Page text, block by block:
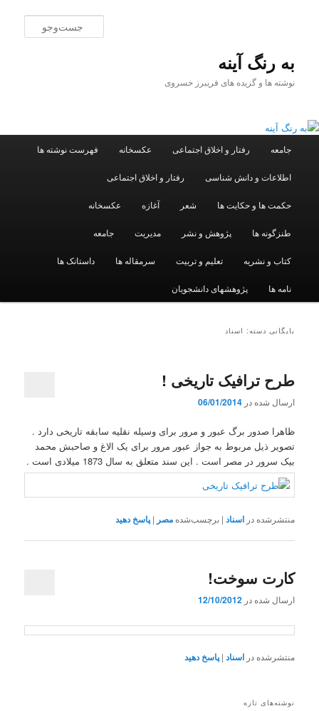
به رنگ آينه
نوشته ها و گزیده های فریبرز خسروی
جامعه رفتار و اخلاق اجتماعی عکسخانه فهرست نوشته ها
اطلاعات و دانش شناسی رفتار و اخلاق اجتماعی
حکمت ها و حکایت ها شعر آغازه عکسخانه
طنزگونه ها پژوهش و نشر مدیریت جامعه
کتاب و نشریه تعلیم و تربیت سرمقاله ها داستانک ها
نامه ها پژوهشهای دانشجویان
بایگانی دسته: اسناد
طرح ترافیک تاریخی !
ارسال شده در06/01/2014
ظاهرا صدور برگ عبور و مرور برای وسیله نقلیه سابقه تاریخی دارد .
تصویر ذیل مربوط به جواز عبور مرور برای یک الاغ و صاحبش محمد
بیک سرور در مصر است . این سند متعلق به سال 1873 میلادی است .
منتشرشده در اسناد |برچسب‌شده مصر |پاسخ دهید
کارت سوخت!
ارسال شده در12/10/2012
منتشرشده در اسناد |پاسخ دهید
نوشته‌های تازه